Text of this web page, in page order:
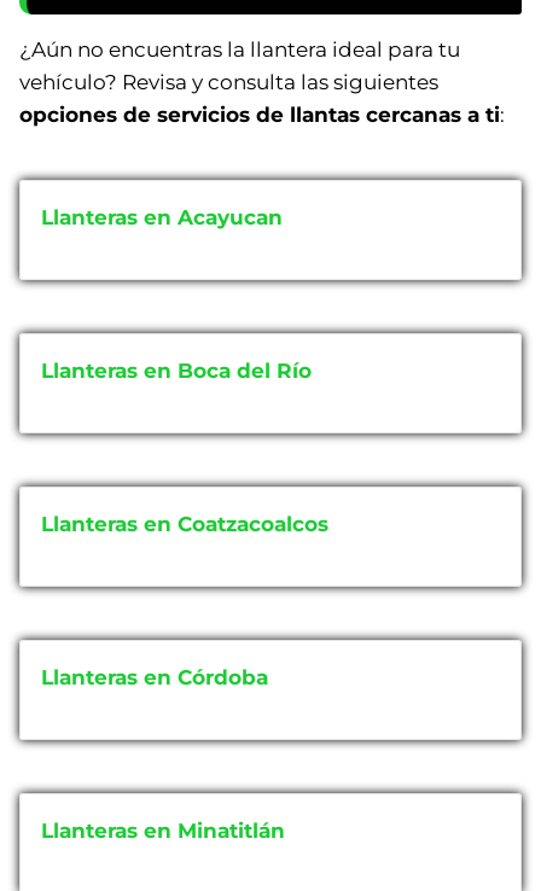
¿Aún no encuentras la llantera ideal para tu
vehículo? Revisa y consulta las siguientes
opciones de servicios de llantas cercanas a ti:
Llanteras en Acayucan
Llanteras en Boca del Río
Llanteras en Coatzacoalcos
Llanteras en Córdoba
Llanteras en Minatitlán